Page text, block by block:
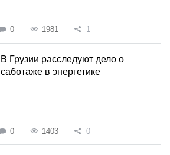
0 1981 1
В Грузии расследуют дело о
саботаже в энергетике
0 1403 0